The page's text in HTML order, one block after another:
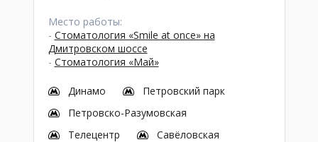
Место работы:
- Стоматология «Smile at once» на
Дмитровском шоссе
- Стоматология «Май»
Динамо
Петровский парк
Петровско-Разумовская
Телецентр
Савёловская